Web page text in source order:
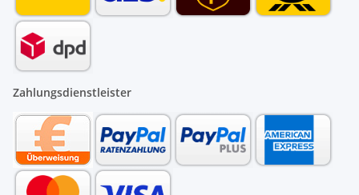
Zahlungsdienstleister